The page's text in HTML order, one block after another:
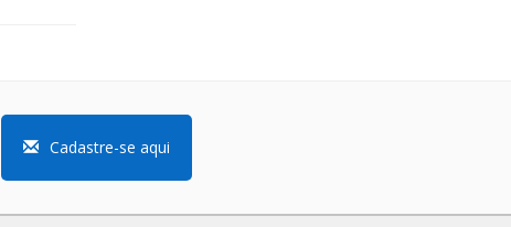
Cadastre-se aqui